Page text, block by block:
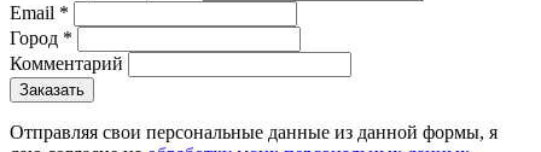
Email *
Город *
Комментарий
Отправляя свои персональные данные из данной формы, я